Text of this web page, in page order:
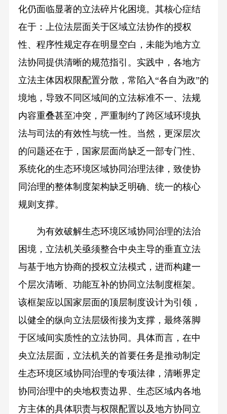
化仍面临显著的立法碎片化困境。其核心症结
在于：上位法层面关于区域立法协作的授权
性、程序性规定存在明显空白，未能为地方立
法协同提供清晰的规范指引。实践中，各地方
立法主体因权限配置分散，常陷入“各自为政”的
境地，导致不同区域间的立法标准不一、法规
内容重叠甚至冲突，严重制约了跨区域环境执
法与司法的有效性与统一性。当然，更深层次
的问题还在于，国家层面尚缺乏一部专门性、
系统化的生态环境区域协同治理法律，致使协
同治理的整体制度架构缺乏明确、统一的核心
规则支撑。
为有效破解生态环境区域协同治理的法治
困境，立法机关亟须整合中央主导的垂直立法
与基于地方协商的授权立法模式，进而构建一
个层次清晰、功能互补的协同立法制度框架。
该框架应以国家层面的顶层制度设计为引领，
以健全的纵向立法层级衔接为支撑，最终落脚
于区域间实质性的立法协同。具体而言，在中
央立法层面，立法机关的首要任务是推动制定
生态环境区域协同治理的专项法律，清晰界定
协同治理中的央地权责边界、生态区域内各地
方主体的具体职责与权限配置以及地方协同立